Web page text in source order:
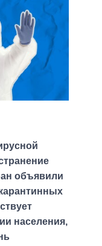
объявили
населения,